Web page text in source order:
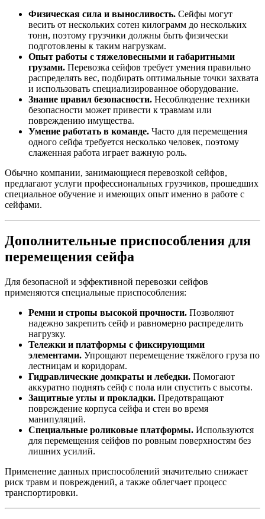
Физическая сила и выносливость. Сейфы могут
весить от нескольких сотен килограмм до нескольких
тонн, поэтому грузчики должны быть физически
подготовлены к таким нагрузкам.
Опыт работы с тяжеловесными и габаритными
грузами. Перевозка сейфов требует умения правильно
распределять вес, подбирать оптимальные точки захвата
и использовать специализированное оборудование.
Знание правил безопасности. Несоблюдение техники
безопасности может привести к травмам или
повреждению имущества.
Умение работать в команде. Часто для перемещения
одного сейфа требуется несколько человек, поэтому
слаженная работа играет важную роль.
Обычно компании, занимающиеся перевозкой сейфов,
предлагают услуги профессиональных грузчиков, прошедших
специальное обучение и имеющих опыт именно в работе с
сейфами.
Дополнительные приспособления для
перемещения сейфа
Для безопасной и эффективной перевозки сейфов
применяются специальные приспособления:
Ремни и стропы высокой прочности. Позволяют
надежно закрепить сейф и равномерно распределить
нагрузку.
Тележки и платформы с фиксирующими
элементами. Упрощают перемещение тяжёлого груза по
лестницам и коридорам.
Гидравлические домкраты и лебедки. Помогают
аккуратно поднять сейф с пола или спустить с высоты.
Защитные углы и прокладки. Предотвращают
повреждение корпуса сейфа и стен во время
манипуляций.
Специальные роликовые платформы. Используются
для перемещения сейфов по ровным поверхностям без
лишних усилий.
Применение данных приспособлений значительно снижает
риск травм и повреждений, а также облегчает процесс
транспортировки.